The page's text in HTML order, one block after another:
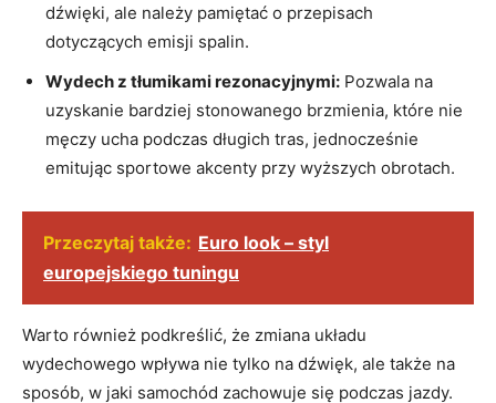
dźwięki, ale należy pamiętać o przepisach
dotyczących emisji spalin.
Wydech z tłumikami rezonacyjnymi: Pozwala na
uzyskanie bardziej stonowanego brzmienia, które nie
męczy ucha podczas długich tras, jednocześnie
emitując sportowe akcenty przy wyższych obrotach.
Przeczytaj także: Euro look – styl
europejskiego tuningu
Warto również podkreślić, że zmiana układu
wydechowego wpływa nie tylko na dźwięk, ale także na
sposób, w jaki samochód zachowuje się podczas jazdy.